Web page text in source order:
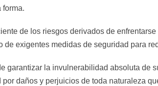
forma.
de los riesgos derivados de
exigentes medidas de seguridad para
garantizar la invulnerabilidad absoluta de
daños y perjuicios de toda naturaleza